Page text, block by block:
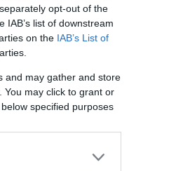
opt-out of the
list of downstream
on the IAB’s List of
and may gather and store
You may click to grant or
specified purposes